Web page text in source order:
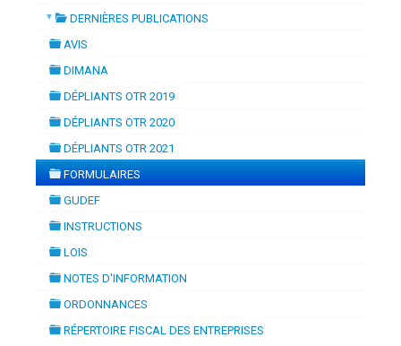
ACTUALITES
Toute l'actualité!
mardi, 14 juillet 2026 10:30 juillet 2026 17:30
▼ DERNIÈRES PUBLICATIONS
AVIS
DIMANA
DÉPLIANTS OTR 2019
DÉPLIANTS OTR 2020
folder
DÉPLIANTS OTR 2021
folder
FORMULAIRES
GUDEF
INSTRUCTIONS
LOIS
NOTES D'INFORMATION
ORDONNANCES
RÉPERTOIRE FISCAL DES ENTREPRISES